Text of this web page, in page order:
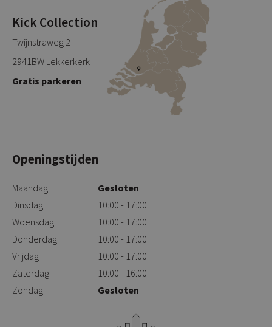
Kick Collection
Twijnstraweg 2
2941BW Lekkerkerk
Gratis parkeren
Openingstijden
Maandag
Gesloten
Dinsdag
10:00 - 17:00
Woensdag
10:00 - 17:00
Donderdag
10:00 - 17:00
Vrijdag
10:00 - 17:00
Zaterdag
10:00 - 16:00
Zondag
Gesloten